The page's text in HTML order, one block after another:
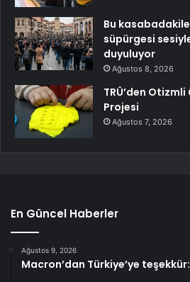
Bu
süpürgesi
duyuluyor
Ağustos 8, 2026
TRÜ’den
Projesi
Ağustos 7, 2026
En Güncel Haberler
Ağustos 9, 2026
Macron’dan Türkiye’ye